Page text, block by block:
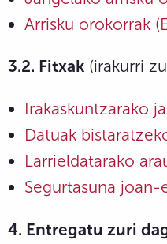
Arrisku orokorrak
3.2. Fitxak (irakurri
Irakaskuntzarako
Datuak
Larrieldatarako
Segurtasuna
4. Entregatu zuri